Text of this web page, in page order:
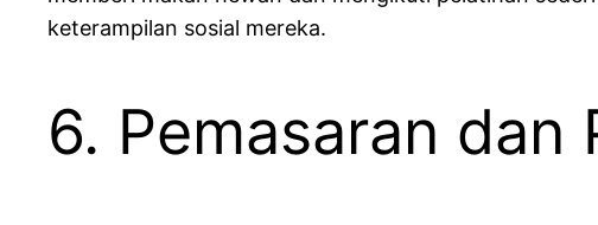
keterampilan sosial mereka.
6. Pemasaran dan